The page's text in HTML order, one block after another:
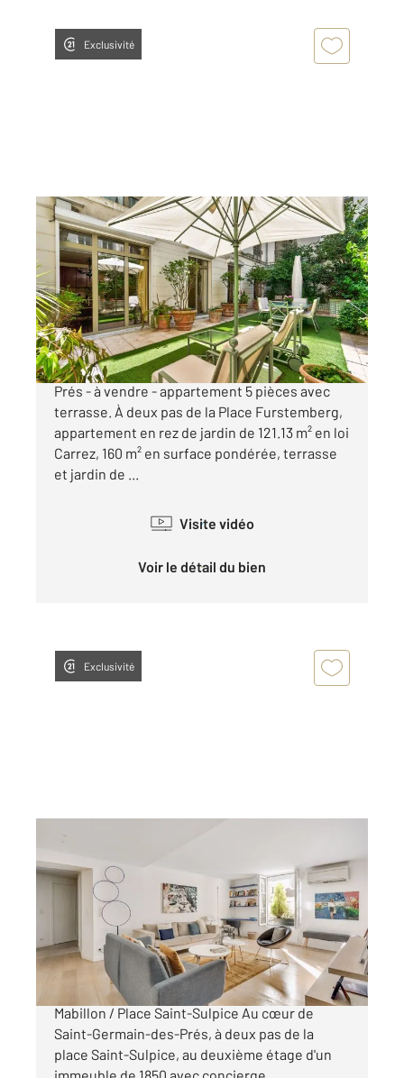
Exclusivité
PARIS 75006
121,13 m2, 5 pièces
Ref : 505
Appartement T5 à vendre
3 195 000 €
Paris 6ème : rue Jacob - Saint-Germain-des-
Prés - à vendre - appartement 5 pièces avec
terrasse. À deux pas de la Place Furstemberg,
appartement en rez de jardin de 121.13 m² en loi
Carrez, 160 m² en surface pondérée, terrasse
et jardin de ...
Visite vidéo
Voir le détail du bien
Exclusivité
PARIS 75006
101,43 m
Ref : 351
Appartement T4 à vendre
1 490 000 €
Appartement à vendre 4 pièces - Paris 6ème
Mabillon / Place Saint-Sulpice Au cœur de
Saint-Germain-des-Prés, à deux pas de la
place Saint-Sulpice, au deuxième étage d'un